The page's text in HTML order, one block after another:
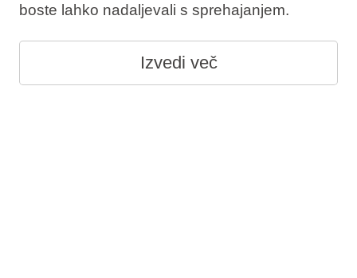
boste lahko nadaljevali s sprehajanjem.
Izvedi več